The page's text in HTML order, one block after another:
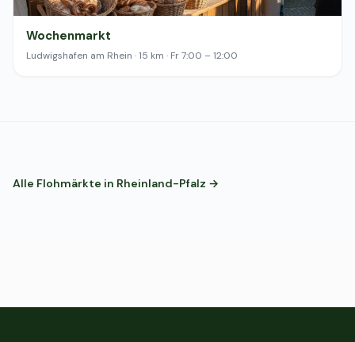
Wochenmarkt
Ludwigshafen am Rhein · 15 km · Fr 7:00 – 12:00
Alle Flohmärkte in Rheinland-Pfalz →